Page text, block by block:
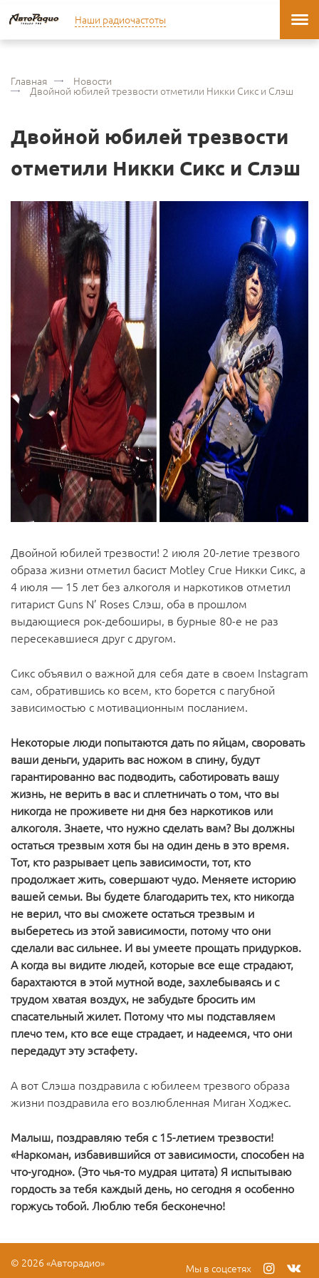
Наши радиочастоты
Главная Новости
Двойной юбилей трезвости отметили Никки Сикс и Слэш
Двойной юбилей трезвости
отметили Никки Сикс и Слэш
Двойной юбилей трезвости! 2 июля 20-летие трезвого
образа жизни отметил басист Motley Crue Никки Сикс, а
4 июля — 15 лет без алкоголя и наркотиков отметил
гитарист Guns N’ Roses Слэш, оба в прошлом
выдающиеся рок-дебоширы, в бурные 80-е не раз
пересекавшиеся друг с другом.
Сикс объявил о важной для себя дате в своем Instagram
сам, обратившись ко всем, кто борется с пагубной
зависимостью с мотивационным посланием.
Некоторые люди попытаются дать по яйцам, своровать
ваши деньги, ударить вас ножом в спину, будут
гарантированно вас подводить, саботировать вашу
жизнь, не верить в вас и сплетничать о том, что вы
никогда не проживете ни дня без наркотиков или
алкоголя. Знаете, что нужно сделать вам? Вы должны
остаться трезвым хотя бы на один день в это время.
Тот, кто разрывает цепь зависимости, тот, кто
продолжает жить, совершают чудо. Меняете историю
вашей семьи. Вы будете благодарить тех, кто никогда
не верил, что вы сможете остаться трезвым и
выберетесь из этой зависимости, потому что они
сделали вас сильнее. И вы умеете прощать придурков.
А когда вы видите людей, которые все еще страдают,
барахтаются в этой мутной воде, захлебываясь и с
трудом хватая воздух, не забудьте бросить им
спасательный жилет. Потому что мы подставляем
плечо тем, кто все еще страдает, и надеемся, что они
передадут эту эстафету.
А вот Слэша поздравила с юбилеем трезвого образа
жизни поздравила его возлюбленная Миган Ходжес.
Малыш, поздравляю тебя с 15-летием трезвости!
«Наркоман, избавившийся от зависимости, способен на
что-угодно». (Это чья-то мудрая цитата) Я испытываю
гордость за тебя каждый день, но сегодня я особенно
горжусь тобой. Люблю тебя бесконечно!
© 2026 «Авторадио»
Мы в соцсетях